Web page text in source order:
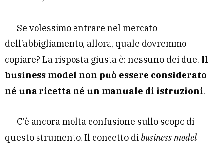
Se volessimo entrare nel mercato
dell’abbigliamento, allora, quale dovremmo
copiare? La risposta giusta è: nessuno dei due. Il
business model non può essere considerato
né una ricetta né un manuale di istruzioni.
C’è ancora molta confusione sullo scopo di
questo strumento. Il concetto di business model